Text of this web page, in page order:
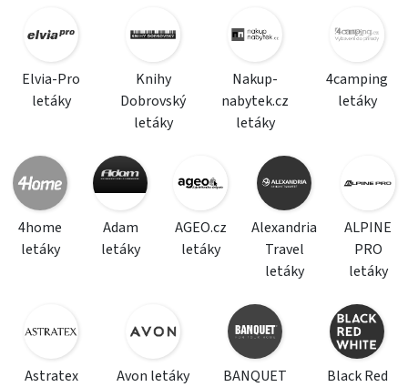
Elvia-Pro
letáky
Knihy
Dobrovský
letáky
Nakup-
nabytek.cz
letáky
4camping
letáky
4home
letáky
Adam
letáky
AGEO.cz
letáky
Alexandria
Travel
letáky
ALPINE
PRO
letáky
Astratex
Avon letáky
BANQUET
Black Red